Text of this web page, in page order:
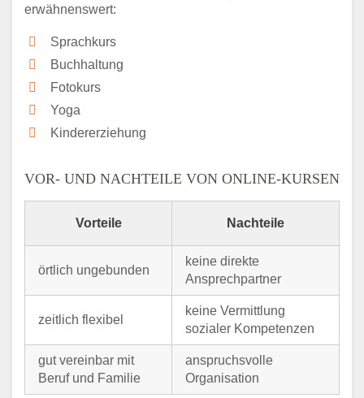
erwähnenswert:
Sprachkurs
Buchhaltung
Fotokurs
Yoga
Kindererziehung
VOR- UND NACHTEILE VON ONLINE-KURSEN
Vorteile Nachteile
örtlich ungebunden
keine direkte
Ansprechpartner
zeitlich flexibel
keine Vermittlung
sozialer Kompetenzen
gut vereinbar mit
Beruf und Familie
anspruchsvolle
Organisation